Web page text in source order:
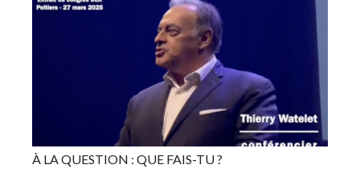
À LA QUESTION : QUE FAIS-TU ?